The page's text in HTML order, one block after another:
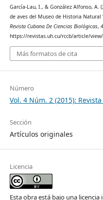
García-Lau, I., & González Alfonso, A.
de aves del Museo de Historia Natural
Revista Cubana De Ciencias Biológicas, 4
https://revistas.uh.cu/rccb/article/
Más formatos de cita
Número
Vol. 4 Núm. 2 (2015):
Sección
Artículos originales
Licencia
Esta obra está bajo una